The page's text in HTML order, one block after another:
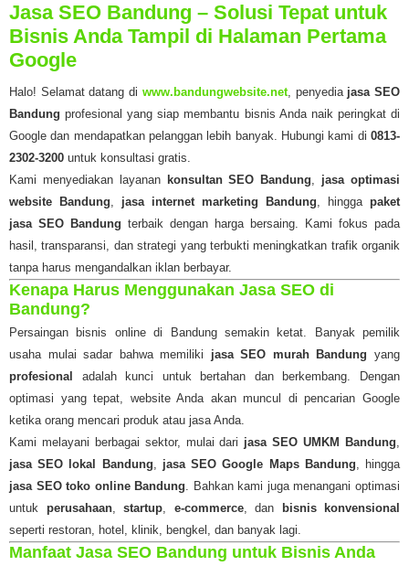
Jasa SEO Bandung – Solusi Tepat untuk
Bisnis Anda Tampil di Halaman Pertama
Google
Halo! Selamat datang di www.bandungwebsite.net, penyedia jasa SEO
Bandung profesional yang siap membantu bisnis Anda naik peringkat di
Google dan mendapatkan pelanggan lebih banyak. Hubungi kami di 0813-
2302-3200 untuk konsultasi gratis.
Kami menyediakan layanan konsultan SEO Bandung, jasa optimasi
website Bandung, jasa internet marketing Bandung, hingga paket
jasa SEO Bandung terbaik dengan harga bersaing. Kami fokus pada
hasil, transparansi, dan strategi yang terbukti meningkatkan trafik organik
tanpa harus mengandalkan iklan berbayar.
Kenapa Harus Menggunakan Jasa SEO di
Bandung?
Persaingan bisnis online di Bandung semakin ketat. Banyak pemilik
usaha mulai sadar bahwa memiliki jasa SEO murah Bandung yang
profesional
adalah kunci untuk bertahan dan berkembang. Dengan
optimasi yang tepat, website Anda akan muncul di pencarian Google
ketika orang mencari produk atau jasa Anda.
Kami melayani berbagai sektor, mulai dari jasa SEO UMKM Bandung,
jasa SEO lokal Bandung, jasa SEO Google Maps Bandung, hingga
jasa SEO toko online Bandung. Bahkan kami juga menangani optimasi
untuk perusahaan, startup, e-commerce, dan
bisnis konvensional
seperti restoran, hotel, klinik, bengkel, dan banyak lagi.
Manfaat Jasa SEO Bandung untuk Bisnis Anda